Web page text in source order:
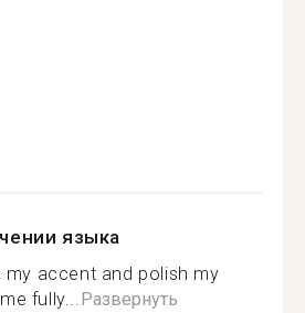
языка
accent and polish my
fully... Развернуть